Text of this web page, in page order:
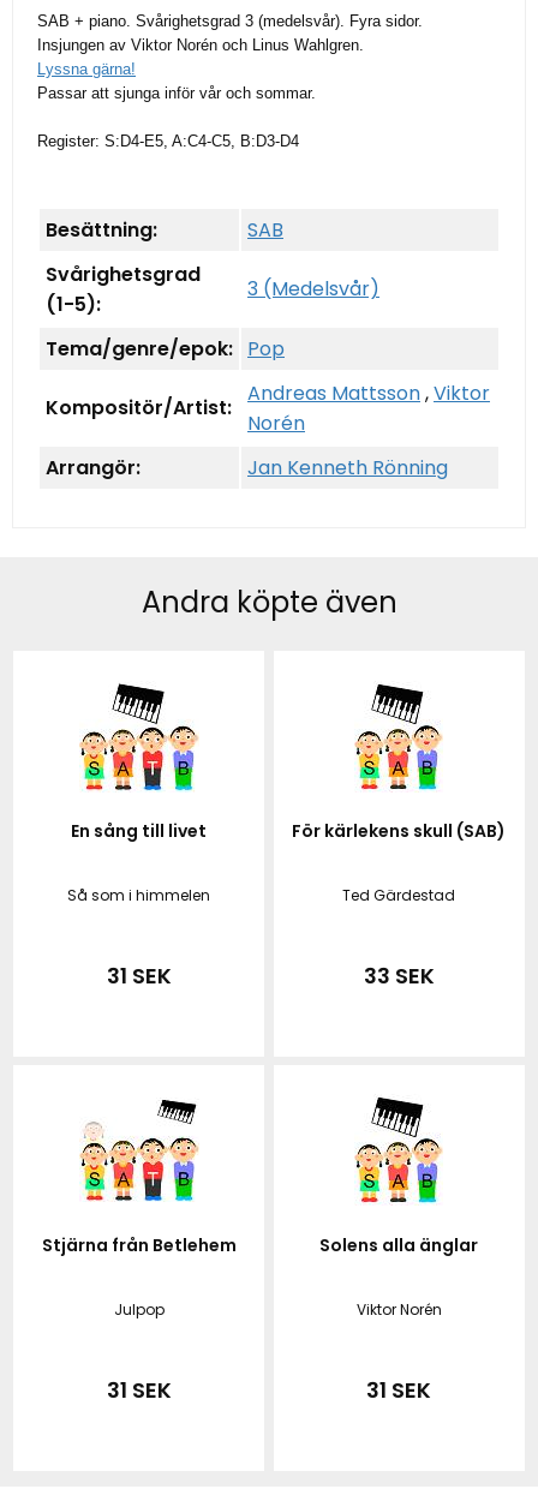
SAB + piano. Svårighetsgrad 3 (medelsvår). Fyra sidor.
Insjungen av Viktor Norén och Linus Wahlgren.
Lyssna gärna!
Passar att sjunga inför vår och sommar.
Register: S:D4-E5, A:C4-C5, B:D3-D4
Besättning:
SAB
Svårighetsgrad
(1-5):
3 (Medelsvår)
Tema/genre/epok: Pop
Kompositör/Artist:
Andreas Mattsson,Viktor
Norén
Arrangör:
Jan Kenneth Rönning
Andra köpte även
En sång till livet
Så som i himmelen
31 SEK
För kärlekens skull (SAB)
Ted Gärdestad
33 SEK
Stjärna från Betlehem
Julpop
31 SEK
Solens alla änglar
Viktor Norén
31 SEK